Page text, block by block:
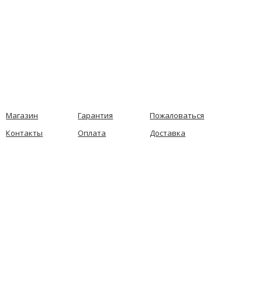
Магазин Гарантия
Пожаловаться
Контакты
Оплата Доставка